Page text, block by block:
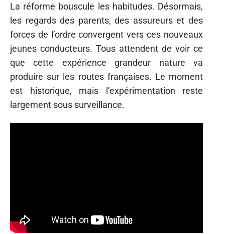
La réforme bouscule les habitudes. Désormais,
les regards des parents, des assureurs et des
forces de l’ordre convergent vers ces nouveaux
jeunes conducteurs. Tous attendent de voir ce
que cette expérience grandeur nature va
produire sur les routes françaises. Le moment
est historique, mais l’expérimentation reste
largement sous surveillance.